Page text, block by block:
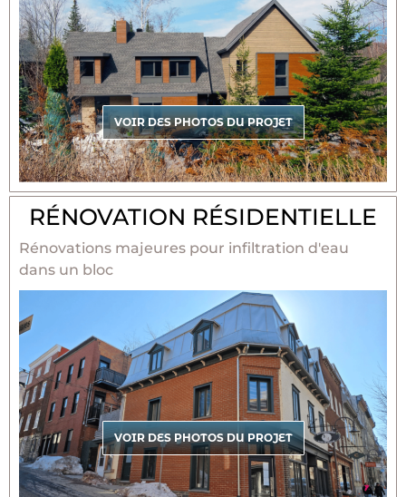
VOIR DES PHOTOS DU PROJET
RÉNOVATION RÉSIDENTIELLE
Rénovations majeures pour infiltration d'eau
dans un bloc
VOIR DES PHOTOS DU PROJET